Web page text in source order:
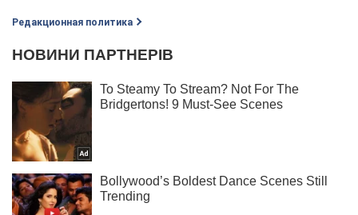
Редакционная политика